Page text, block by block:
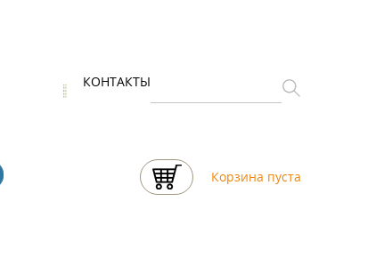
КОНТАКТЫ
Корзина пуста